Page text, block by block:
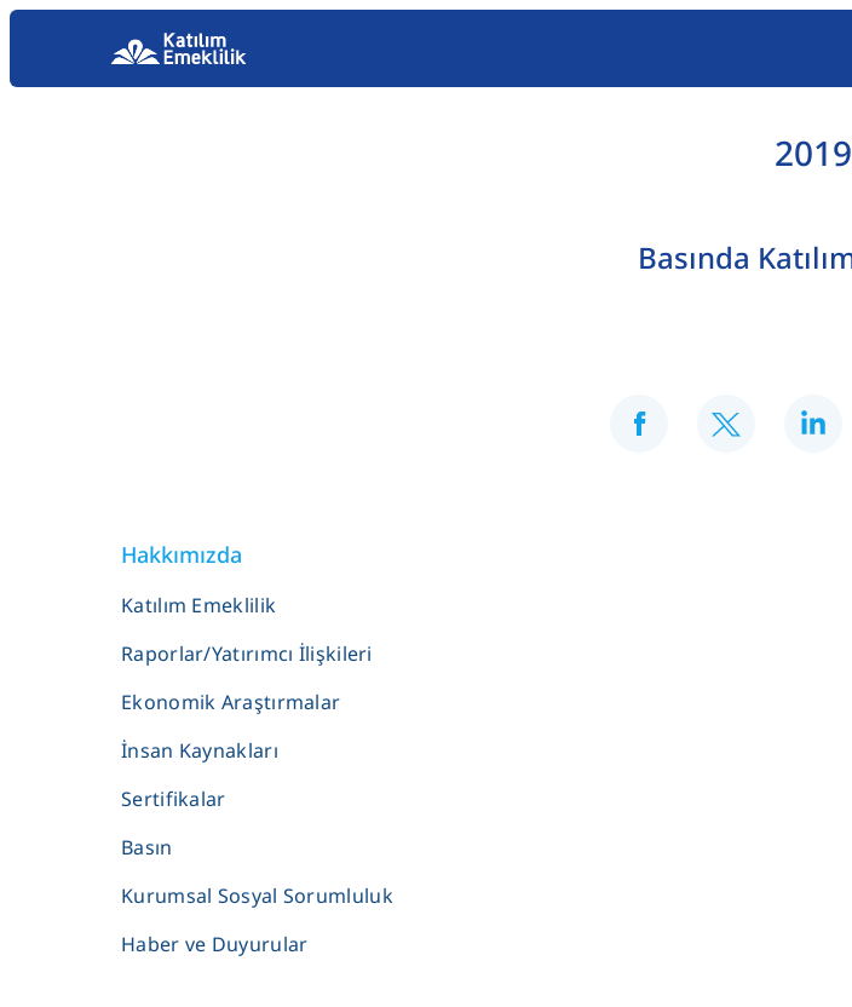
2019
Basında
Hakkımızda
Katılım Emeklilik
Raporlar/Yatırımcı İlişkileri
Ekonomik Araştırmalar
İnsan Kaynakları
Sertifikalar
Basın
Kurumsal Sosyal Sorumluluk
Haber ve Duyurular